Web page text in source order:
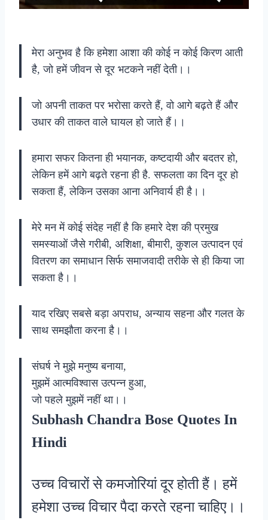
मेरा अनुभव है कि हमेशा आशा की कोई न कोई किरण आती
है, जो हमें जीवन से दूर भटकने नहीं देती।।
जो अपनी ताकत पर भरोसा करते हैं, वो आगे बढ़ते हैं और
उधार की ताकत वाले घायल हो जाते हैं।।
हमारा सफर कितना ही भयानक, कष्टदायी और बदतर हो,
लेकिन हमें आगे बढ़ते रहना ही है. सफलता का दिन दूर हो
सकता हैं, लेकिन उसका आना अनिवार्य ही है।।
मेरे मन में कोई संदेह नहीं है कि हमारे देश की प्रमुख
समस्याओं जैसे गरीबी, अशिक्षा, बीमारी, कुशल उत्पादन एवं
वितरण का समाधान सिर्फ समाजवादी तरीके से ही किया जा
सकता है।।
याद रखिए सबसे बड़ा अपराध, अन्याय सहना और गलत के
साथ समझौता करना है।।
संघर्ष ने मुझे मनुष्य बनाया,
मुझमें आत्मविश्वास उत्पन्न हुआ,
जो पहले मुझमें नहीं था।।
Subhash Chandra Bose Quotes In
Hindi
उच्च विचारों से कमजोरियां दूर होती हैं। हमें
हमेशा उच्च विचार पैदा करते रहना चाहिए।।